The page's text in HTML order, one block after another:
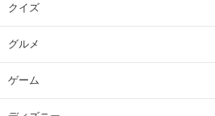
クイズ
グルメ
ゲーム